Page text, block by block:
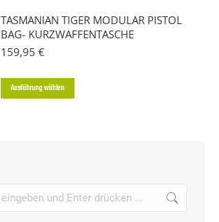
weist
mehrere
auf.
Die
Produktseite
TASMANIAN TIGER MODULAR PISTOL
BAG- KURZWAFFENTASCHE
159,95 €
Ausführung wählen
Die